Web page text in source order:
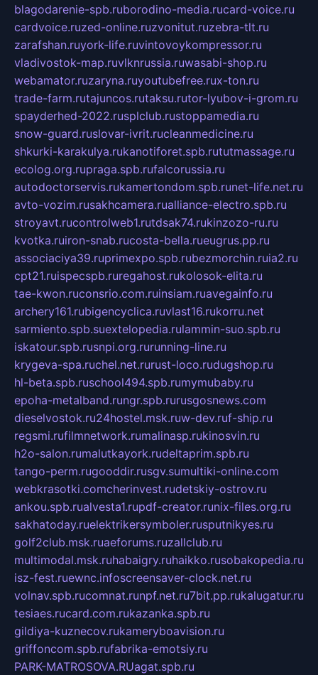
blagodarenie-spb.ruborodino-media.rucard-voice.ru
cardvoice.ruzed-online.ruzvonitut.ruzebra-tlt.ru
zarafshan.ruyork-life.ruvintovoykompressor.ru
vladivostok-map.ruvlknrussia.ruwasabi-shop.ru
webamator.ruzaryna.ruyoutubefree.rux-ton.ru
trade-farm.rutajuncos.rutaksu.rutor-lyubov-i-grom.ru
spayderhed-2022.rusplclub.rustoppamedia.ru
snow-guard.ruslovar-ivrit.rucleanmedicine.ru
shkurki-karakulya.rukanotiforet.spb.rututmassage.ru
ecolog.org.rupraga.spb.rufalcorussia.ru
autodoctorservis.rukamertondom.spb.runet-life.net.ru
avto-vozim.rusakhcamera.rualliance-electro.spb.ru
stroyavt.rucontrolweb1.rutdsak74.rukinzozo-ru.ru
kvotka.ruiron-snab.rucosta-bella.rueugrus.pp.ru
associaciya39.ruprimexpo.spb.rubezmorchin.ruia2.ru
cpt21.ruispecspb.ruregahost.rukolosok-elita.ru
tae-kwon.ruconsrio.com.ruinsiam.ruavegainfo.ru
archery161.rubigencyclica.ruvlast16.rukorru.net
sarmiento.spb.suextelopedia.rulammin-suo.spb.ru
iskatour.spb.rusnpi.org.rurunning-line.ru
krygeva-spa.ruchel.net.rurust-loco.rudugshop.ru
hl-beta.spb.ruschool494.spb.rumymubaby.ru
epoha-metalband.rungr.spb.rurusgosnews.com
dieselvostok.ru24hostel.msk.ruw-dev.ruf-ship.ru
regsmi.rufilmnetwork.rumalinasp.rukinosvin.ru
h2o-salon.rumalutkayork.rudeltaprim.spb.ru
tango-perm.rugooddir.rusgv.sumultiki-online.com
webkrasotki.comcherinvest.rudetskiy-ostrov.ru
ankou.spb.rualvesta1.rupdf-creator.runix-files.org.ru
sakhatoday.ruelektrikersymboler.rusputnikyes.ru
golf2club.msk.ruaeforums.ruzallclub.ru
multimodal.msk.ruhabaigry.ruhaikko.rusobakopedia.ru
isz-fest.ruewnc.infoscreensaver-clock.net.ru
volnav.spb.rucomnat.runpf.net.ru7bit.pp.rukalugatur.ru
tesiaes.rucard.com.rukazanka.spb.ru
gildiya-kuznecov.rukameryboavision.ru
griffoncom.spb.rufabrika-emotsiy.ru
PARK-MATROSOVA.RUagat.spb.ru